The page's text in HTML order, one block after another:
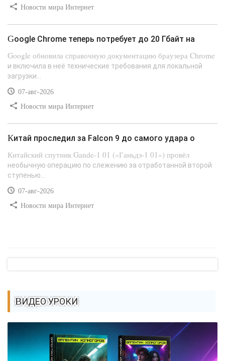
Новости мира Интернет
Google Chrome теперь потребует до 20 Гбайт на
Google обновила справочную документацию браузера Chrome
и включила в неё технические требования для локальной
загрузки...
07-авг-2026
Новости мира Интернет
Китай проследил за Falcon 9 до самого удара о
Китайский спутник Gande-1 01 («Ганьдэ-1 01») провёл
необычную операцию по слежению за отработанной второй
ступенью...
07-авг-2026
Новости мира Интернет
ВИДЕО УРОКИ